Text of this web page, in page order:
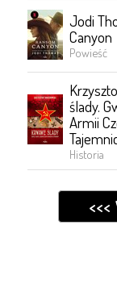
Jodi
Canyon
Powieść
ślady.
Armii
Historia